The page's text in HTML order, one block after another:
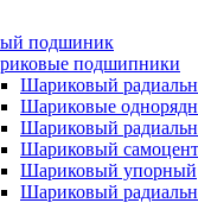
подшиник
подшипники
Шариковый
Шариковые
Шариковый
Шариковый
Шариковый упорный
Шариковый